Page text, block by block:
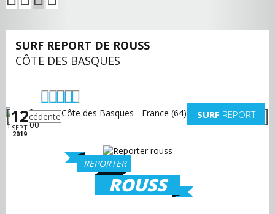
SURF REPORT DE ROUSS
CÔTE DES BASQUES
12
SEPT
2019
SURF REPORT
précédente suivante
REPORTER
ROUSS